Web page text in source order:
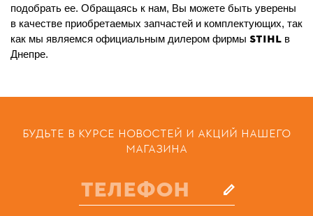
подобрать ее. Обращаясь к нам, Вы можете быть уверены
в качестве приобретаемых запчастей и комплектующих, так
как мы являемся официальным дилером фирмы STIHL в
Днепре.
БУДЬТЕ В КУРСЕ НОВОСТЕЙ И АКЦИЙ НАШЕГО
МАГАЗИНА